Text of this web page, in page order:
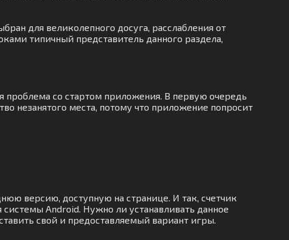
для великолепного досуга, расслабления от
типичный представитель данного раздела,
проблема со стартом приложения. В первую очередь
незанятого места, потому что приложение попросит
версию, доступную на странице. И так, счетчик
Android. Нужно ли устанавливать данное
свой и предоставляемый вариант игры.